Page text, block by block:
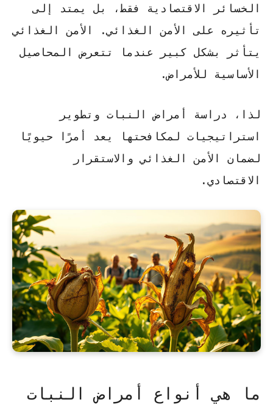
الخسائر الاقتصادية فقط، بل يمتد إلى
تأثيره على
الأمن الغذائي.
الأمن الغذائي
يتأثر بشكل كبير عندما تتعرض المحاصيل
الأساسية للأمراض.
لذا، دراسة أمراض النبات وتطوير
استراتيجيات لمكافحتها يعد أمرًا حيويًا
لضمان
الأمن الغذائيوالاستقرار
الاقتصادي.
ما هي أنواع أمراض النبات